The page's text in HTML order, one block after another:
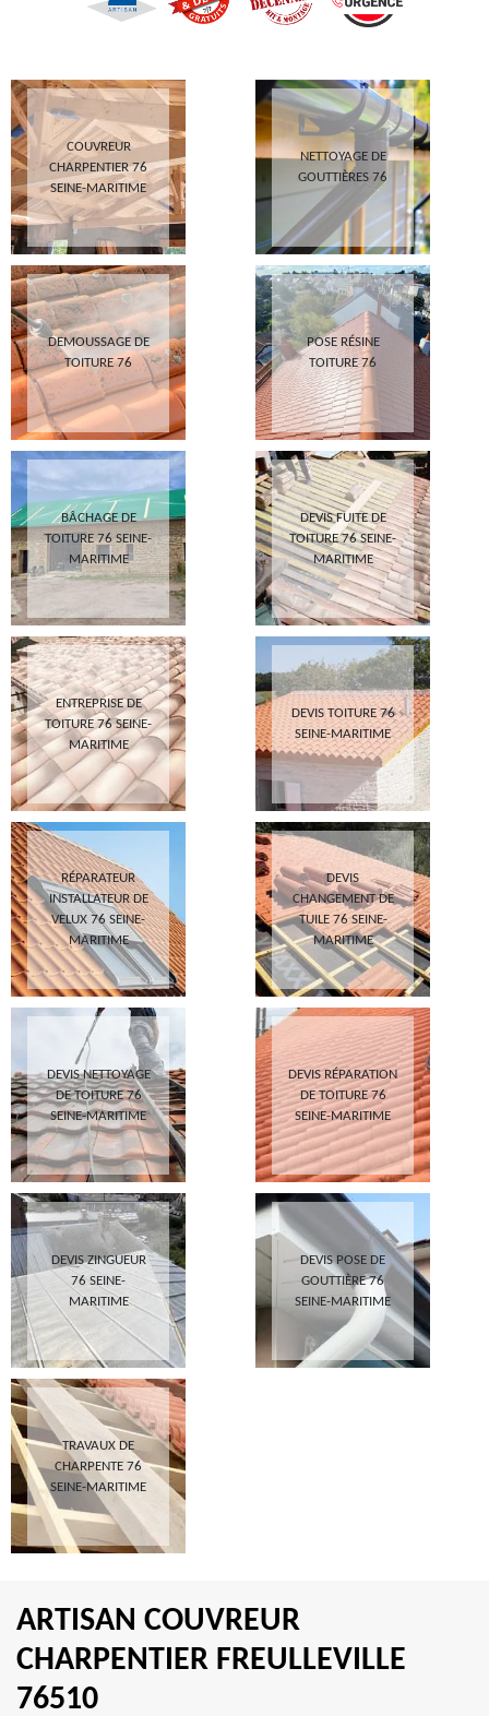
COUVREUR
CHARPENTIER 76
SEINE-MARITIME
NETTOYAGE DE
GOUTTIÈRES 76
DEMOUSSAGE DE
TOITURE 76
POSE RÉSINE
TOITURE 76
BÂCHAGE DE
TOITURE 76 SEINE-
MARITIME
DEVIS FUITE DE
TOITURE 76 SEINE-
MARITIME
ENTREPRISE DE
TOITURE 76 SEINE-
MARITIME
DEVIS TOITURE 76
SEINE-MARITIME
RÉPARATEUR
INSTALLATEUR DE
VELUX 76 SEINE-
MARITIME
DEVIS
CHANGEMENT DE
TUILE 76 SEINE-
MARITIME
DEVIS NETTOYAGE
DE TOITURE 76
SEINE-MARITIME
DEVIS RÉPARATION
DE TOITURE 76
SEINE-MARITIME
DEVIS ZINGUEUR
76 SEINE-
MARITIME
DEVIS POSE DE
GOUTTIÈRE 76
SEINE-MARITIME
TRAVAUX DE
CHARPENTE 76
SEINE-MARITIME
ARTISAN COUVREUR
CHARPENTIER FREULLEVILLE
76510